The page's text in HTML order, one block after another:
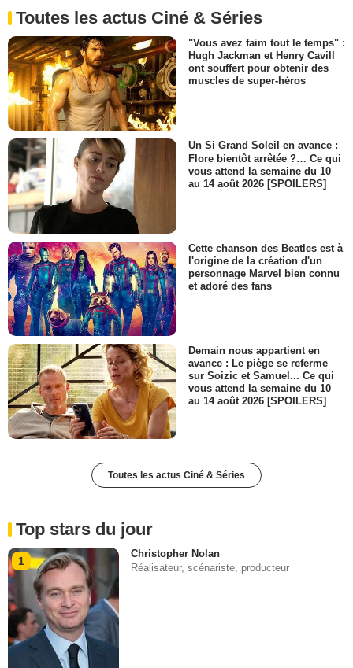
Toutes les actus Ciné & Séries
"Vous avez faim tout le temps" :
Hugh Jackman et Henry Cavill
ont souffert pour obtenir des
muscles de super-héros
Un Si Grand Soleil en avance :
Flore bientôt arrêtée ?… Ce qui
vous attend la semaine du 10
au 14 août 2026 [SPOILERS]
Cette chanson des Beatles est à
l'origine de la création d'un
personnage Marvel bien connu
et adoré des fans
Demain nous appartient en
avance : Le piège se referme
sur Soizic et Samuel... Ce qui
vous attend la semaine du 10
au 14 août 2026 [SPOILERS]
Toutes les actus Ciné & Séries
Top stars du jour
1
Christopher Nolan
Réalisateur, scénariste, producteur